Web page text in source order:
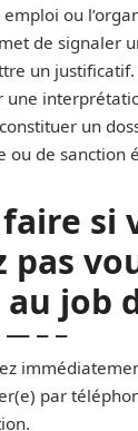
ou
de signaler
un
une
un
ou de sanction
si
pas
job
par